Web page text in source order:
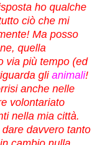
ho qualche
ciò che mi
Ma posso
quella
via più tempo (ed
gli animali!
anche nelle
volontariato
nella mia città.
davvero tanto